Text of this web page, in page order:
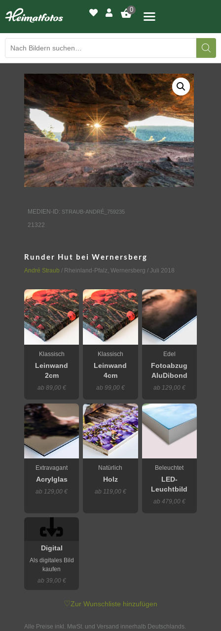
0
BILDERGALERIE
DRUCKQUALITÄTEN
LED-LEUCHTBILDER
WIR DRUCKEN IHR BILD
AUSSTELLUNGEN
KONTAKT
MEDIEN-ID: STRAUB-ANDRÉ_759235
21322
Runder Hut bei Wernersberg
André Straub / Rheinland-Pfalz, Wernersberg / Juli 2018
Klassisch
Leinwand
2cm
ab 89,00 €
Klassisch
Leinwand
4cm
ab 99,00 €
Edel
Fotoabzug
AluDibond
ab 129,00 €
Extravagant
Acrylglas
ab 129,00 €
Natürlich
Holz
ab 119,00 €
Beleuchtet
LED-
Leuchtbild
ab 479,00 €
Digital
Als digitales Bild
kaufen
ab 39,00 €
♡Zur Wunschliste hinzufügen
Alle Preise inkl. MwSt. und Versand innerhalb Deutschlands.